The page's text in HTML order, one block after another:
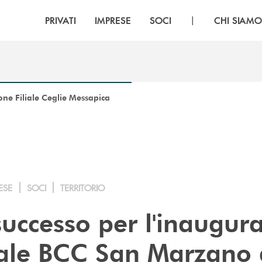
PRIVATI IMPRESE SOCI | CHI SIAMO
Filiale Ceglie Messapica
SOCI TERRITORIO
per
BCC San Marzano